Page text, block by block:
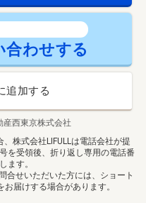
合わせする
追加する
産西東京株式会社
株式会社LIFULLは電話会社が提
を受領後、折り返し専用の電話番
ます。
合せいただいた方には、ショート
届けする場合があります。